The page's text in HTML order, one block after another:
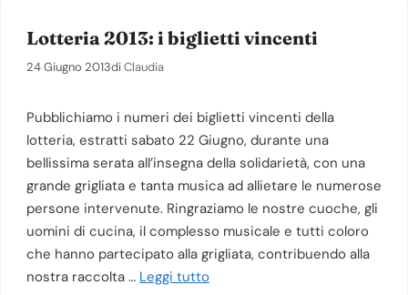
Lotteria 2013: i biglietti vincenti
24 Giugno 2013diClaudia
Pubblichiamo i numeri dei biglietti vincenti della
lotteria, estratti sabato 22 Giugno, durante una
bellissima serata all’insegna della solidarietà, con una
grande grigliata e tanta musica ad allietare le numerose
persone intervenute. Ringraziamo le nostre cuoche, gli
uomini di cucina, il complesso musicale e tutti coloro
che hanno partecipato alla grigliata, contribuendo alla
nostra raccolta … Leggi tutto